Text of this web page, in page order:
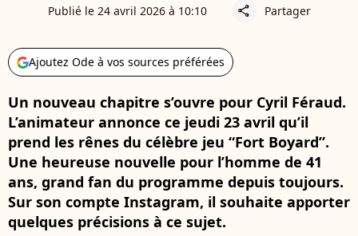
Publié le 24 avril 2026 à 10:10 share Partager
Ajoutez Ode à vos sources préférées
Un nouveau chapitre s’ouvre pour Cyril Féraud.
L’animateur annonce ce jeudi 23 avril qu’il
prend les rênes du célèbre jeu “Fort Boyard”.
Une heureuse nouvelle pour l’homme de 41
ans, grand fan du programme depuis toujours.
Sur son compte Instagram, il souhaite apporter
quelques précisions à ce sujet.